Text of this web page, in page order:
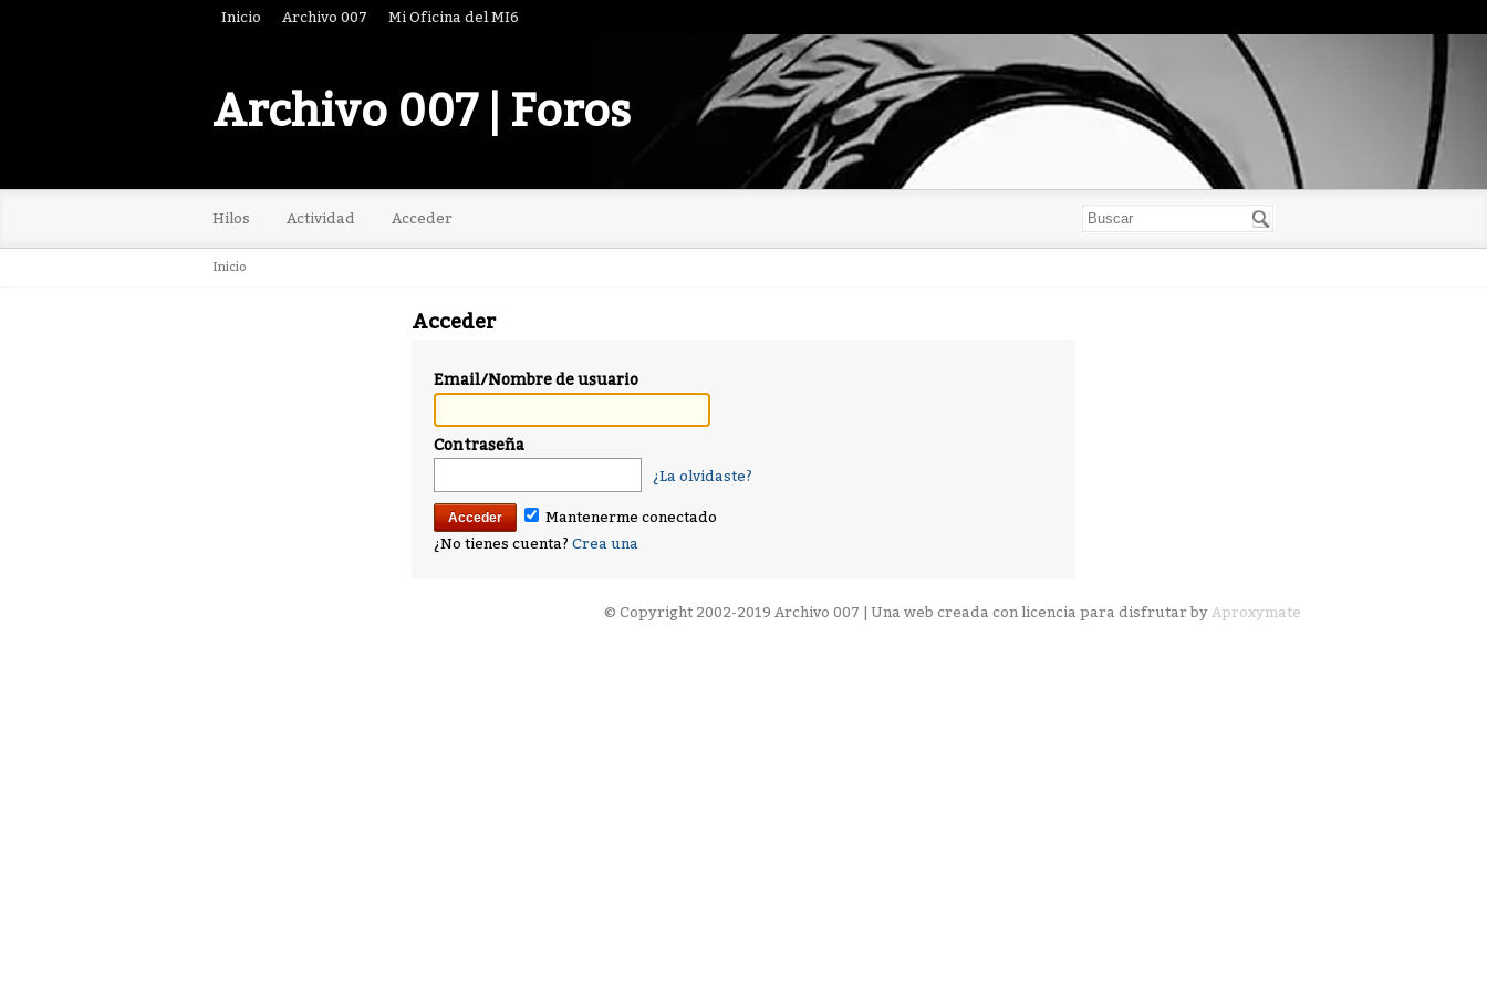
Inicio Archivo 007 Mi Oficina del MI6
Archivo 007 | Foros
Hilos Actividad Acceder
Inicio
Acceder
Email/Nombre de usuario
Contraseña
¿La olvidaste?
Mantenerme conectado
¿No tienes cuenta? Crea una
© Copyright 2002-2019 Archivo 007 | Una web creada con licencia para disfrutar by Aproxymate